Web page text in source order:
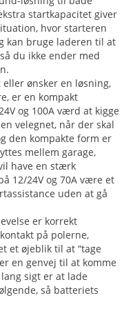
startkapacitet giver
hvor starteren
kan bruge laderen til at
du ikke ender med
ønsker en løsning,
er en kompakt
og 100A værd at kigge
velegnet, når der skal
den kompakte form er
mellem garage,
have en stærk
12/24V og 70A være et
uden at gå
er korrekt
på polerne,
et øjeblik til at “tage
en genvej til at komme
sigt er at lade
så batteriets